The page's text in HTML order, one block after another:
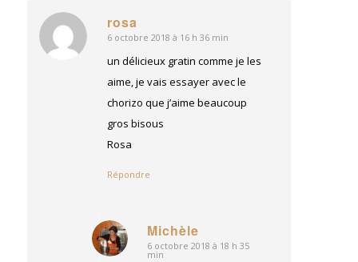
rosa
dit
6 octobre 2018 à 16 h 36 min
un délicieux gratin comme je les
aime, je vais essayer avec le
chorizo que j’aime beaucoup
gros bisous
Rosa
Répondre
Michèle
dit
6 octobre 2018 à 18 h 35
min